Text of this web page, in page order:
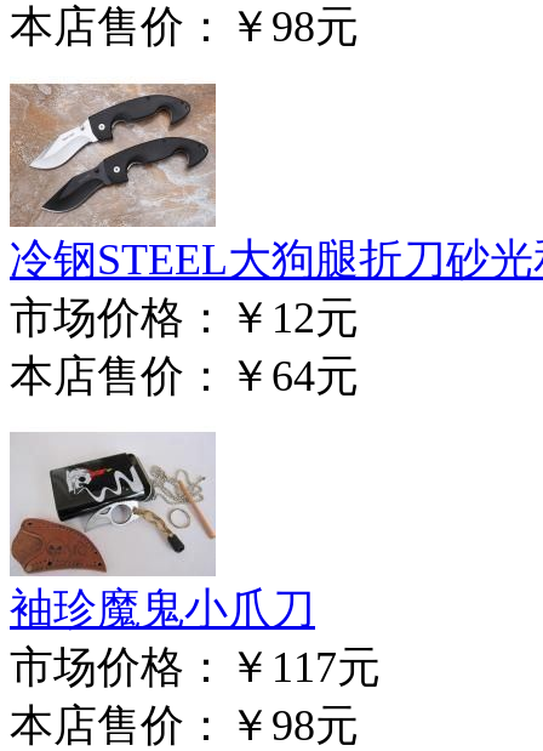
本店售价： ￥98元
冷钢STEEL大狗腿折刀砂
市场价格： ￥12元
本店售价： ￥64元
袖珍魔鬼小爪刀
市场价格： ￥117元
本店售价： ￥98元